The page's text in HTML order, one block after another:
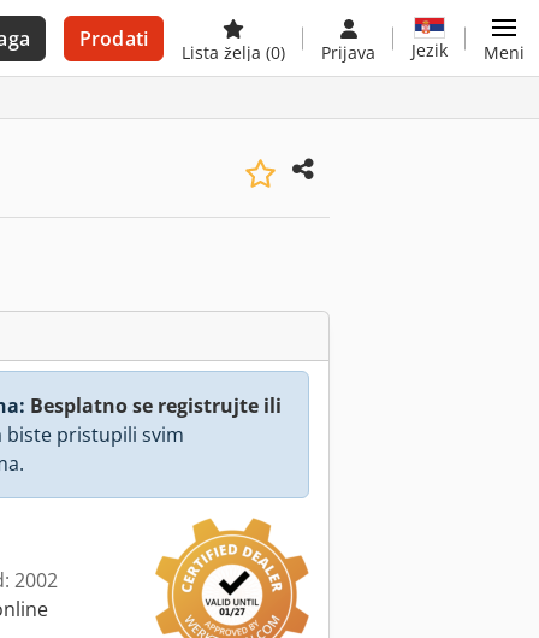
Prodati
Lista želja (0) Prijava Jezik Meni
Besplatno se registrujte ili
biste pristupili svim
2002